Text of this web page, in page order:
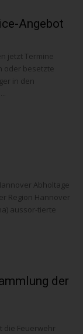
Angebot
jetzt Termine
oder besetzte
in den
Abholtage
Region Hannover
aussor-tierte
der
die Feuerwehr